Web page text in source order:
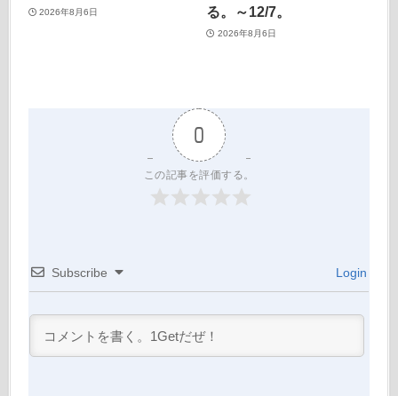
2026年8月6日
る。～12/7。
2026年8月6日
0
この記事を評価する。
Subscribe Login